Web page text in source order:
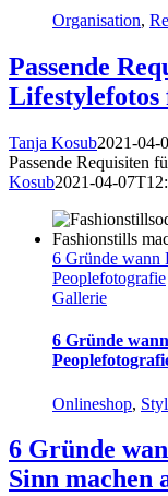
Organisation,
Passende
Tanja Kosub2021-04-
Passende Requisiten
Kosub2021-04-
6 Gründe wann
Peoplefotografie
Gallerie
6 Gründe
Onlineshop,
6 Gründe
Sinn machen